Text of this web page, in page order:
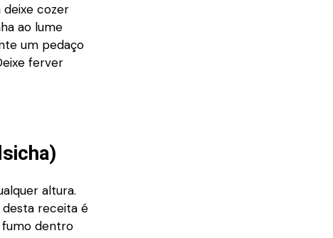
deixe cozer
ao lume
um pedaço
ferver
altura.
receita é
dentro